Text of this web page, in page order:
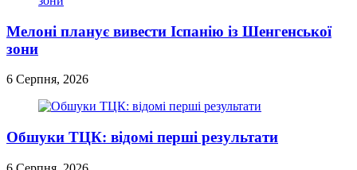
Мелоні планує вивести Іспанію із Шенгенської
зони
6 Серпня, 2026
Обшуки ТЦК: відомі перші результати